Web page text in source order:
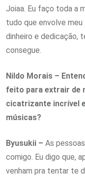
Joiaa. Eu faço toda a
tudo que envolve
dinheiro e dedicação,
consegue.
Nildo Morais –
feito para extrair de
cicatrizante incrível
músicas?
Byusukii – As
comigo. Eu digo que,
venham pra tentar te